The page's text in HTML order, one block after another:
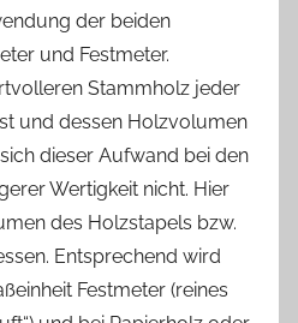
der beiden
und Festmeter.
Stammholz jeder
und dessen Holzvolumen
dieser Aufwand bei den
Wertigkeit nicht. Hier
des Holzstapels bzw.
Entsprechend wird
Festmeter (reines